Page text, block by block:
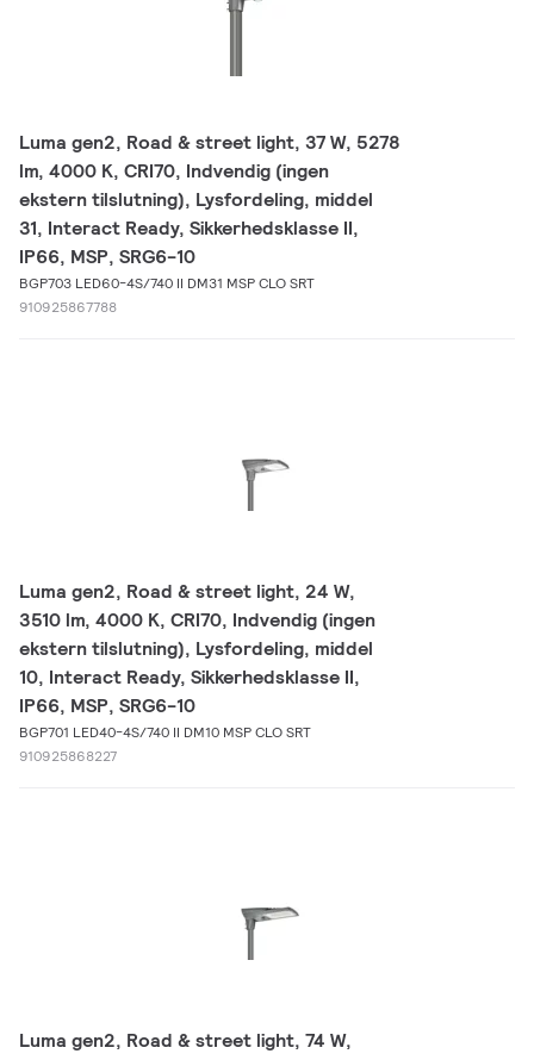
Luma gen2, Road & street light, 37 W, 5278
lm, 4000 K, CRI70, Indvendig (ingen
ekstern tilslutning), Lysfordeling, middel
31, Interact Ready, Sikkerhedsklasse II,
IP66, MSP, SRG6-10
BGP703 LED60-4S/740 II DM31 MSP CLO SRT
910925867788
Luma gen2, Road & street light, 24 W,
3510 lm, 4000 K, CRI70, Indvendig (ingen
ekstern tilslutning), Lysfordeling, middel
10, Interact Ready, Sikkerhedsklasse II,
IP66, MSP, SRG6-10
BGP701 LED40-4S/740 II DM10 MSP CLO SRT
910925868227
Luma gen2, Road & street light, 74 W,